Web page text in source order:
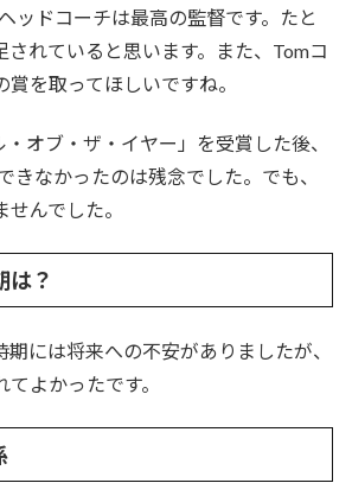
ッドコーチは最高の監督です。たと
されていると思います。また、Tomコ
を取ってほしいですね。
・オブ・ザ・イヤー」を受賞した後、
きなかったのは残念でした。でも、
んでした。
は？
期には将来への不安がありましたが、
よかったです。